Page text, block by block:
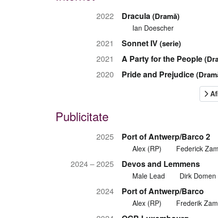
2022 Dracula(Dramă)
Ian Doescher
2021 Sonnet IV(serie)
2021 A Party for the People
2020 Pride and Prejudice
Publicitate
2025 Port of Antwerp/Barco 2
Alex (RP) Federick
2024 – 2025 Devos and Lemmens
Male Lead Dirk Domen
2024 Port of Antwerp/Barco
Alex (RP) Frederik